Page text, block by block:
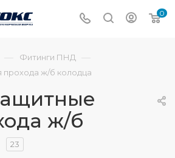
0
— Фитинги ПНД —
ж/б колодца
ж/б
23